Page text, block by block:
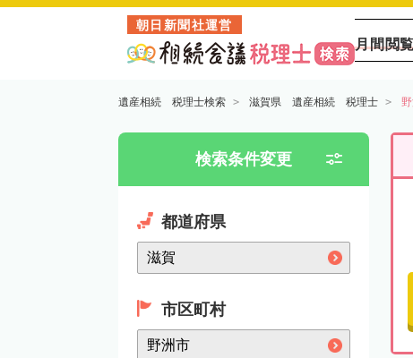
朝日新聞社運営
月間閲
遺産相続 税理士検索 滋賀県 遺産相続 税理士
検索条件変更
都道府県
市区町村